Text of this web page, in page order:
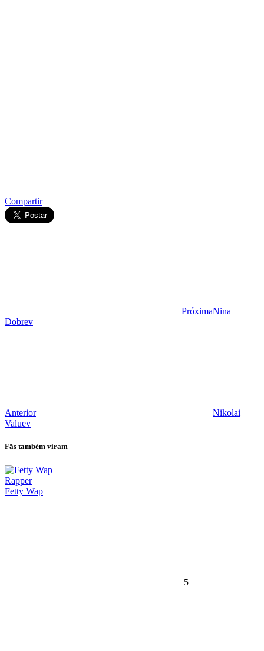
Compartir
PróximaNina
Dobrev
Anterior
Nikolai
Valuev
Fãs também viram
Rapper
Fetty Wap
5